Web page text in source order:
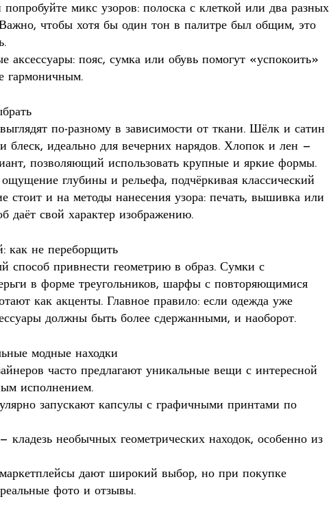
микс узоров: полоска с клеткой или два разных
Важно, чтобы хотя бы один тон в палитре был общим, это
аксессуары: пояс, сумка или обувь помогут «успокоить»
гармоничным.
по-разному в зависимости от ткани. Шёлк и сатин
блеск, идеально для вечерних нарядов. Хлопок и лен —
позволяющий использовать крупные и яркие формы.
глубины и рельефа, подчёркивая классический
стоит и на методы нанесения узора: печать, вышивка или
даёт свой характер изображению.
как не переборщить
способ привнести геометрию в образ. Сумки с
в форме треугольников, шарфы с повторяющимися
как акценты. Главное правило: если одежда уже
должны быть более сдержанными, и наоборот.
модные находки
часто предлагают уникальные вещи с интересной
исполнением.
запускают капсулы с графичными принтами по
необычных геометрических находок, особенно из
дают широкий выбор, но при покупке
фото и отзывы.